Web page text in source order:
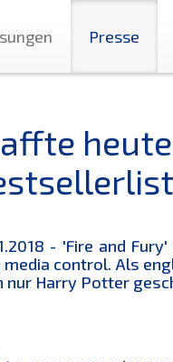
Presse
- 'Fire and
control. Als
nur Harry Potter